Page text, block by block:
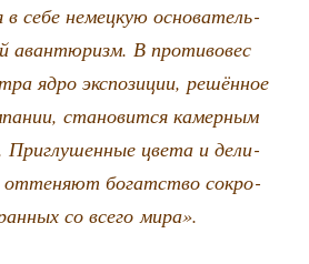
себе немец­кую осно­ва­тель­
аван­тю­ризм. В про­ти­во­вес
ядро экс­по­зи­ции, решён­ное
ста­но­вит­ся камер­ным
При­глу­шен­ные цве­та и дели­
отте­ня­ют богат­ство сокро­
со все­го мира».